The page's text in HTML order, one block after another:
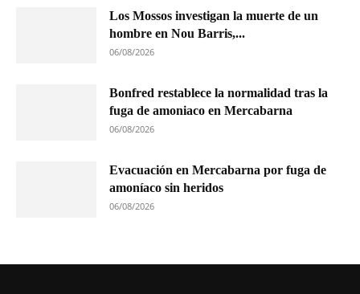
Los Mossos investigan la muerte de un
hombre en Nou Barris,...
06/08/2026
Bonfred restablece la normalidad tras la
fuga de amoniaco en Mercabarna
06/08/2026
Evacuación en Mercabarna por fuga de
amoníaco sin heridos
06/08/2026